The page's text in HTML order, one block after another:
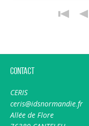
Contact
CERIS
ceris@idsnormandie.fr
Allée de Flore